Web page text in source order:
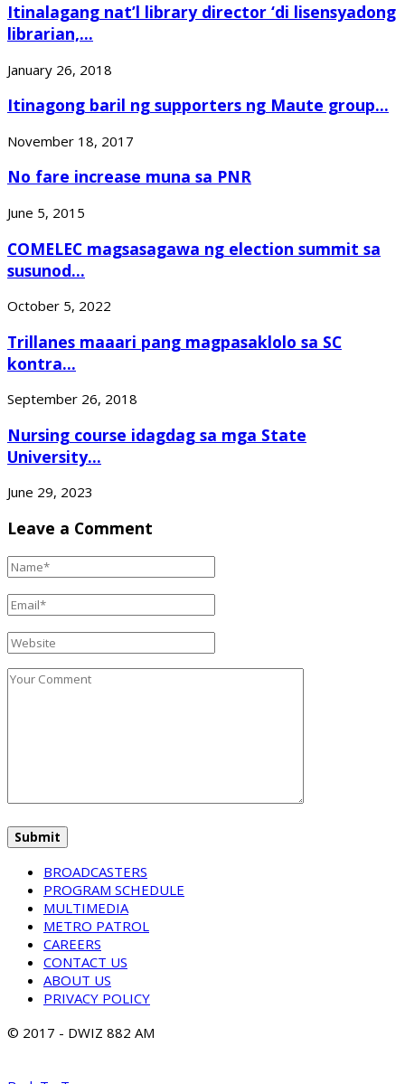
Itinalagang nat’l library director ‘di lisensyadong
librarian,...
January 26, 2018
Itinagong baril ng supporters ng Maute group...
November 18, 2017
No fare increase muna sa PNR
June 5, 2015
COMELEC magsasagawa ng election summit sa
susunod...
October 5, 2022
Trillanes maaari pang magpasaklolo sa SC
kontra...
September 26, 2018
Nursing course idagdag sa mga State
University...
June 29, 2023
Leave a Comment
BROADCASTERS
PROGRAM SCHEDULE
MULTIMEDIA
METRO PATROL
CAREERS
CONTACT US
ABOUT US
PRIVACY POLICY
© 2017 - DWIZ 882 AM